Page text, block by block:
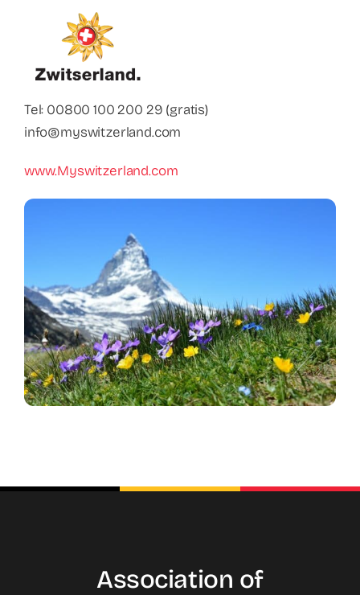
ABC Van De Toeristische Terminologie
Tel: 00800 100 200 29 (gratis)
info@myswitzerland.com
www.Myswitzerland.com
Association of